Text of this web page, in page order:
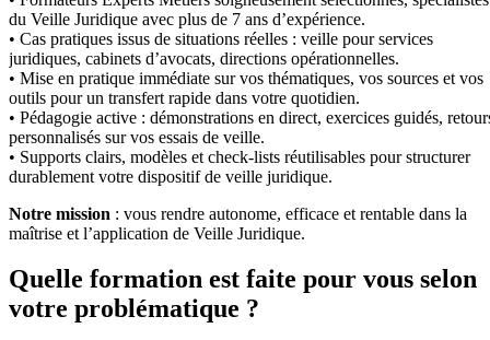
du Veille Juridique avec plus de 7 ans d’expérience.
• Cas pratiques issus de situations réelles : veille pour services
juridiques, cabinets d’avocats, directions opérationnelles.
• Mise en pratique immédiate sur vos thématiques, vos sources et vos
outils pour un transfert rapide dans votre quotidien.
• Pédagogie active : démonstrations en direct, exercices guidés,
personnalisés sur vos essais de veille.
• Supports clairs, modèles et check-lists réutilisables pour structurer
durablement votre dispositif de veille juridique.
Notre mission : vous rendre autonome, efficace et rentable dans la
maîtrise et l’application de Veille Juridique.
Quelle formation est faite pour vous selon
votre problématique ?